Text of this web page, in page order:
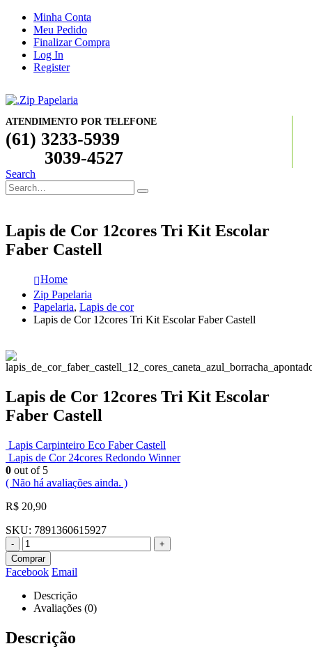
Minha Conta
Meu Pedido
Finalizar Compra
Log In
Register
ATENDIMENTO POR TELEFONE
(61) 3233-5939
3039-4527
Search
Lapis de Cor 12cores Tri Kit Escolar
Faber Castell
Home
Zip Papelaria
Papelaria, Lapis de cor
Lapis de Cor 12cores Tri Kit Escolar Faber Castell
Lapis de Cor 12cores Tri Kit Escolar
Faber Castell
Lapis Carpinteiro Eco Faber Castell
Lapis de Cor 24cores Redondo Winner
0 out of 5
( Não há avaliações ainda. )
R$ 20,90
SKU: 7891360615927
-
+
Comprar
Facebook Email
Descrição
Avaliações (0)
Descrição